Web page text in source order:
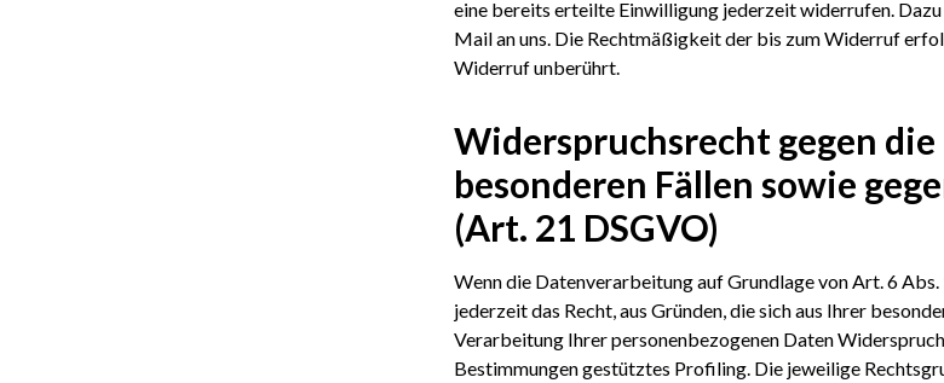
eine bereits erteilte Einwilligung jederzeit widerrufen.
Mail an uns. Die Rechtmäßigkeit der bis zum Widerruf
Widerruf unberührt.
Widerspruchsrecht gegen
besonderen Fällen sowie
(Art. 21 DSGVO)
Wenn die Datenverarbeitung auf Grundlage von Art. 6
jederzeit das Recht, aus Gründen, die sich aus Ihrer
Verarbeitung Ihrer personenbezogenen Daten
Bestimmungen gestütztes Profiling. Die jeweilige